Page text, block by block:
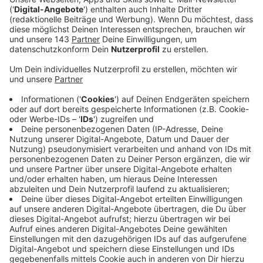
Engagement des Kreises und aller Beteiligten, die
den Impf-Drive-In über das Osterwochenende
innerhalb weniger Stunden ins Leben gerufen
hatten. Das zeige, dass es unbürokratische
Veröffentlicht:Mittwoch, 07.04.2021 14:15
Anzeige
Geimpft werden im Drive auf dem Parkplatz der
Dreifachsporthallte Menschen zwischen 60 und 79
Jahren. Der Impf-Drive-In will ab sofort noch mehr
Termine vergeben. An den ersten zwei Betriebstagen
seien fast 600 Menschen zwischen 60 und 79 Jahren
in der temporären Station geimpft worden, sagte der